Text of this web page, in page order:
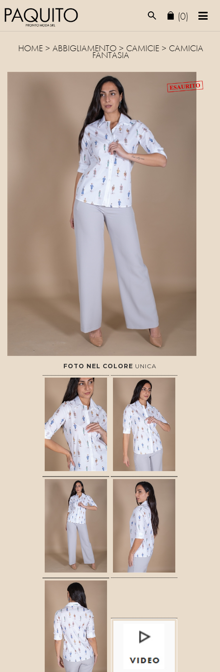
(0)
HOME > ABBIGLIAMENTO > CAMICIE > CAMICIA
FANTASIA
FOTO NEL COLORE UNICA